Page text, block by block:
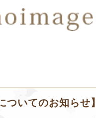
ついてのお知らせ】